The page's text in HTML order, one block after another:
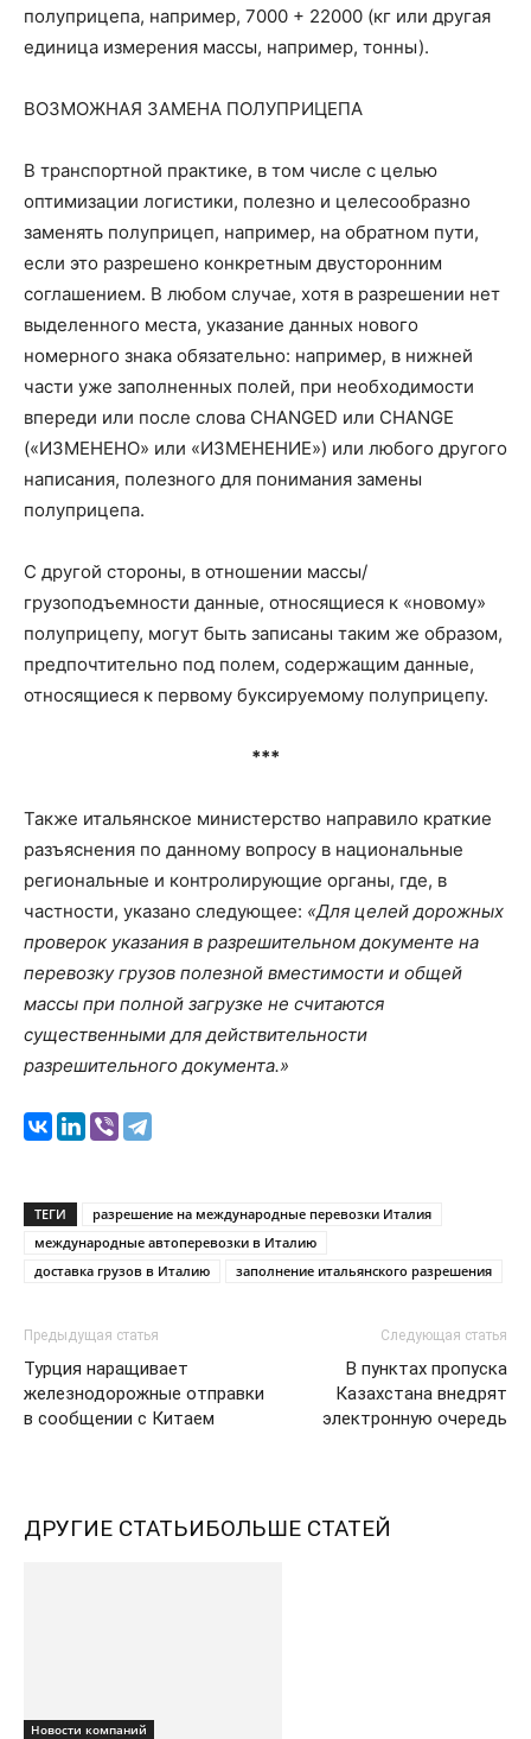
полуприцепа, например, 7000 + 22000 (кг или другая
единица измерения массы, например, тонны).
ВОЗМОЖНАЯ ЗАМЕНА ПОЛУПРИЦЕПА
В транспортной практике, в том числе с целью
оптимизации логистики, полезно и целесообразно
заменять полуприцеп, например, на обратном пути,
если это разрешено конкретным двусторонним
соглашением. В любом случае, хотя в разрешении нет
выделенного места, указание данных нового
номерного знака обязательно: например, в нижней
части уже заполненных полей, при необходимости
впереди или после слова CHANGED или CHANGE
(«ИЗМЕНЕНО» или «ИЗМЕНЕНИЕ») или любого другого
написания, полезного для понимания замены
полуприцепа.
С другой стороны, в отношении массы/
грузоподъемности данные, относящиеся к «новому»
полуприцепу, могут быть записаны таким же образом,
предпочтительно под полем, содержащим данные,
относящиеся к первому буксируемому полуприцепу.
***
Также итальянское министерство направило краткие
разъяснения по данному вопросу в национальные
региональные и контролирующие органы, где, в
частности, указано следующее: «Для целей дорожных
проверок указания в разрешительном документе на
перевозку грузов полезной вместимости и общей
массы при полной загрузке не считаются
существенными для действительности
разрешительного документа.»
ТЕГИ
разрешение на международные перевозки Италия
международные автоперевозки в Италию
доставка грузов в Италию
заполнение итальянского разрешения
Предыдущая статья
Турция наращивает
железнодорожные отправки
в сообщении с Китаем
Следующая статья
В пунктах пропуска
Казахстана внедрят
электронную очередь
ДРУГИЕ СТАТЬИБОЛЬШЕ СТАТЕЙ
Новости компаний